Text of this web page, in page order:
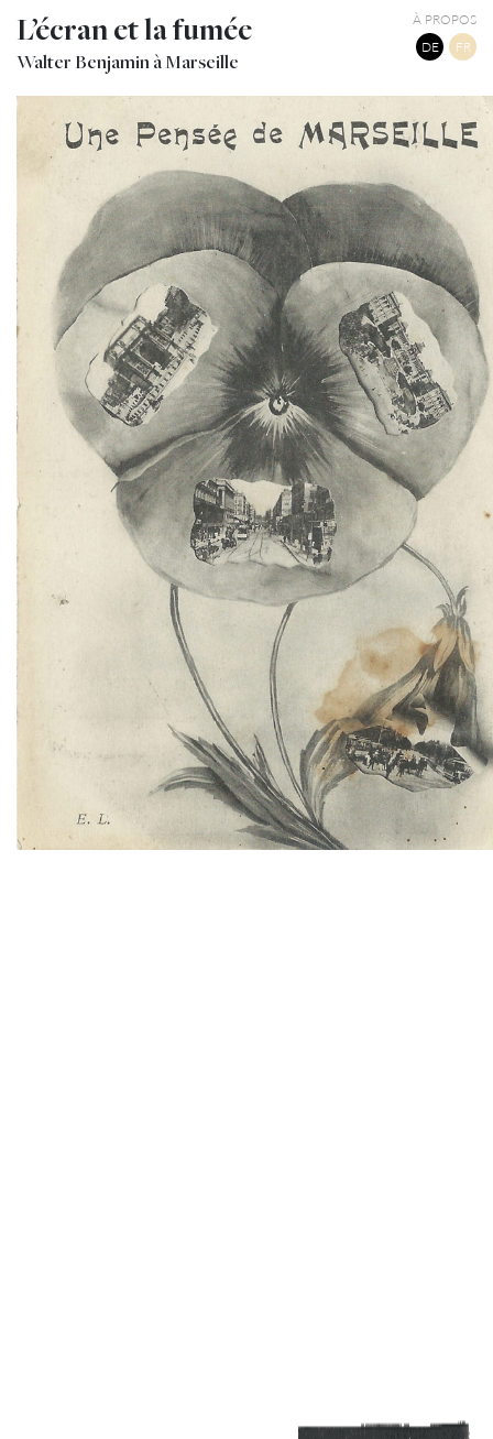
L’écran et la fumée
Walter Benjamin à Marseille
À PROPOS
DE
FR
UNE PENSÉE DE MARSEILLE
TWITTER TUMBLR PINTEREST